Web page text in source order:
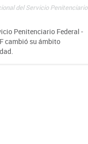
del Servicio Penitenciario
Penitenciario Federal -
cambió su ámbito